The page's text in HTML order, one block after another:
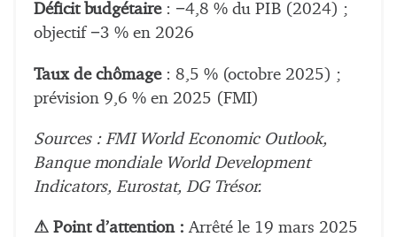
Déficit budgétaire: −4,8 % du PIB (2024) ;
objectif −3 % en 2026
Taux de chômage: 8,5 % (octobre 2025) ;
prévision 9,6 % en 2025 (FMI)
Sources : FMI World Economic Outlook,
Banque mondiale World Development
Indicators, Eurostat, DG Trésor.
⚠ Point d’attention : Arrêté le 19 mars 2025